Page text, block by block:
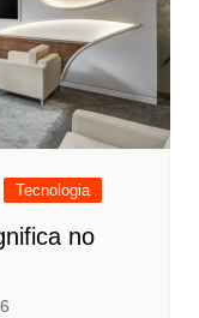
Tecnologia
no